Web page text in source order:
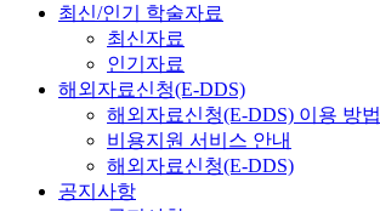
최신/인기 학술자료
최신자료
인기자료
해외자료신청(E-DDS)
해외자료신청(E-DDS) 이용 방법
비용지원 서비스 안내
해외자료신청(E-DDS)
공지사항